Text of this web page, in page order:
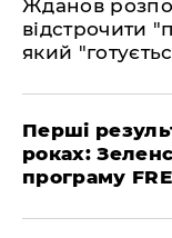
Жданов
відстрочити
який
Перші
роках:
програму